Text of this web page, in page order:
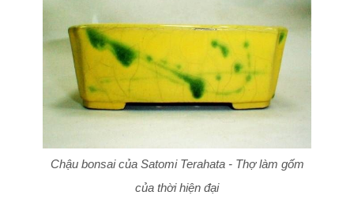
Chậu bonsai của Satomi Terahata - Thợ làm gốm
của thời hiện đại